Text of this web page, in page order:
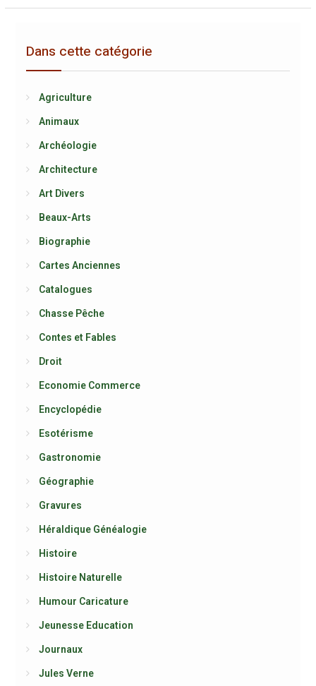
Dans cette catégorie
Agriculture
Animaux
Archéologie
Architecture
Art Divers
Beaux-Arts
Biographie
Cartes Anciennes
Catalogues
Chasse Pêche
Contes et Fables
Droit
Economie Commerce
Encyclopédie
Esotérisme
Gastronomie
Géographie
Gravures
Héraldique Généalogie
Histoire
Histoire Naturelle
Humour Caricature
Jeunesse Education
Journaux
Jules Verne